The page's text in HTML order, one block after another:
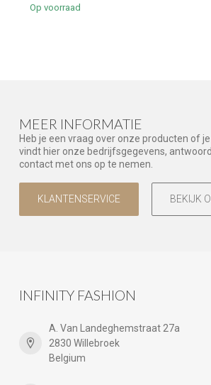
Op voorraad
MEER INFORMATIE
Heb je een vraag over onze producten of
vindt hier onze bedrijfsgegevens,
contact met ons op te nemen.
KLANTENSERVICE BEKIJK
INFINITY FASHION
A. Van Landeghemstraat 27a
2830 Willebroek
Belgium